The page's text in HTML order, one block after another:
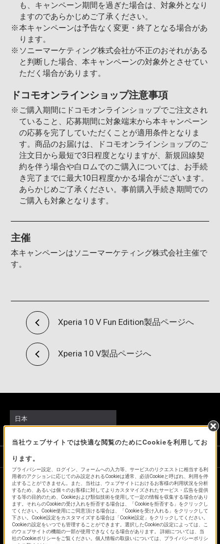
も、キャンペーン期間を過ぎた場合は、対象外となり
ますのであらかじめご了承ください。
本キャンペーンは予告なく変更・終了となる場合があ
ります。
ソニーマーケティング株式会社が不正のおそれがある
と判断した場合、本キャンペーンの対象外とさせてい
ただく場合があります。
ドコモオンラインショップ注意事項
※ ご購入期間にドコモオンラインショップでご注文され
ていること、応募期間に対象端末から本キャンペーン
の応募を完了していただくことが適用条件となりま
す。商品のお届けは、ドコモオンラインショップのご
注文日から最短で3日程度となりますが、新規回線契
約を伴う場合や白ロムでのご購入については、お手続
き完了までに最大10日程度かかる場合がございます。
あらかじめご了承ください。事前購入手続き期間での
ご購入も対象となります。
主催
本キャンペーンはソニーマーケティング株式会社主催で
す。
Xperia 10 V Fun Edition製品ページへ
Xperia 10 V製品ページへ
当社ウェブサイトでは快適な閲覧のためにCookieを利用してお
ります。
プライバシー設定、ログイン、フォームへの入力等、サービスのリクエストに相当する利
用者のアクションに応じてのみ設定されるCookieは通常、必須Cookieと呼ばれ、利用を停
止することができません。また、当社は、ウェブサイトにおけるお客様の利用状況を分析
するため、あるいは個々のお客様に対してよりカスタマイズされたサービス・広告を提供
する等の目的のため、Cookieおよび類似技術を使用して一定の情報を収集する場合があり
ます。それらのCookieの受け入れを拒否する場合は、「Cookieを拒否する」をクリックし
てください。Cookie使用にご同意頂ける場合は、「Cookieを受け入れる」をクリックして
下さい。Cookie設定をカスタマイズする場合は「Cookie設定」をクリックしてください。
Cookieの設定をいつでも管理することができます。選択したCookieの設定によっては、こ
のウェブサイトの機能の一部が使用できなくなる場合があります。 詳細については、当
社のCookieポリシーをご覧ください。個人情報の取扱いについては、プライバシーポリシ
日本
ソニーストアでのお買い物にあたって
会社情報 採用情報 特約店のご案内
ニュースリリース
環境情報
My Sony 利用規約